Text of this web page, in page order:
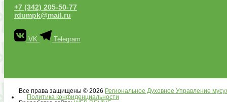
+7 (342) 205-50-77
rdumpk@mail.ru
VK Telegram
Все права защищены © 2026 Региональное Духовное Управление
Политика конфиденциальности